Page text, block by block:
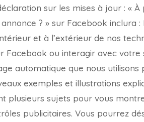
sur les mises à jour : « À
? » sur Facebook inclura
et à l’extérieur de nos
Facebook ou interagir avec
automatique que nous
exemples et illustrations
plusieurs sujets pour vous
publicitaires. Vous pourrez